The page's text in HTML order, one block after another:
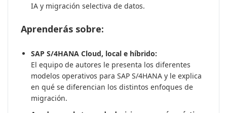
IA y migración selectiva de datos.
Aprenderás sobre:
SAP S/4HANA Cloud, local e híbrido:
El equipo de autores le presenta los diferentes
modelos operativos para SAP S/4HANA y le explica
en qué se diferencian los distintos enfoques de
migración.